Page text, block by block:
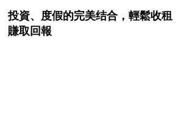
投資、度假的完美结合，輕鬆收租
賺取回報